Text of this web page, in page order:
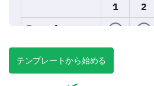
1 2
Ease of use
Performance
テンプレートから始める